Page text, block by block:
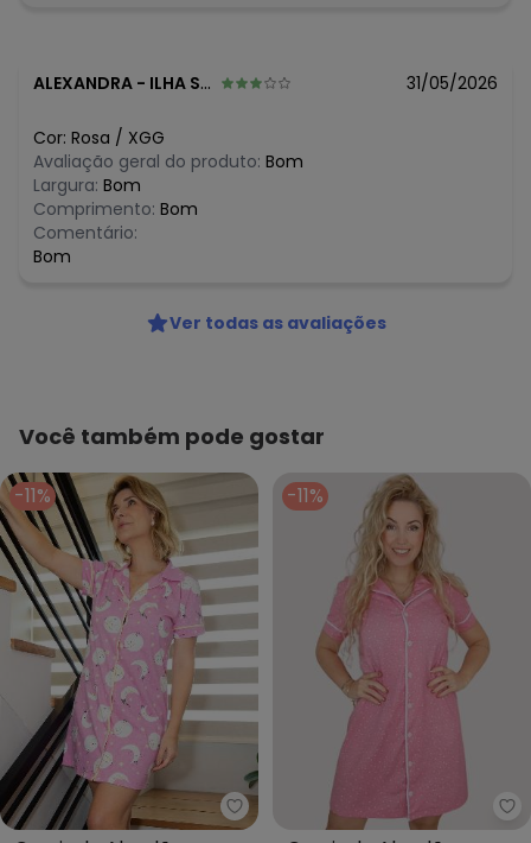
junho/2026 R$ 67,05
abril/2026
março/2026
fevereiro/2026
ALEXANDRA - ILHA SOLTEIRA - SP 31/05/2026
Cor: Rosa / XGG
Avaliação geral do produto: Bom
Largura: Bom
Comprimento: Bom
Comentário:
Bom
Ver todas as avaliações
Você também pode gostar
-11%
Piante Pijamas - Camisola
-11%